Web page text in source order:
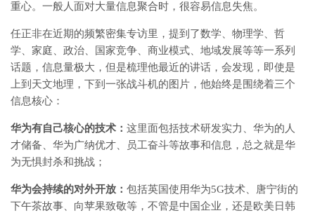
重心。一般人面对大量信息聚合时，很容易信息失焦。
任正非在近期的频繁密集专访里，提到了数学、物理学、哲
学、家庭、政治、国家竞争、商业模式、地域发展等等一系列
话题，信息量极大，但是梳理他最近的讲话，会发现，即使是
上到天文地理，下到一张战斗机的图片，他始终是围绕着三个
信息核心：
华为有自己核心的技术： 这里面包括技术研发实力、华为的人
才储备、华为广纳优才、员工奋斗等故事和信息，总之就是华
为无惧封杀和挑战；
华为会持续的对外开放： 包括英国使用华为5G技术、唐宁街的
下午茶故事、向苹果致敬等，不管是中国企业，还是欧美日韩